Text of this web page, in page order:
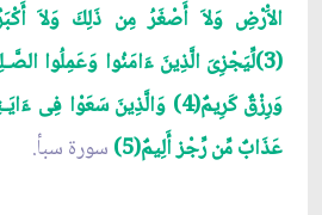
الاَْرْضِ وَلاَ أَصْغَرُ مِن ذَلِكَ وَلاَ
(3)لِّيَجْزِىَ الَّذِينَ ءَامَنُوا وَعَمِلُوا
وَرِزْقٌ كَرِيمٌ(4) وَالَّذِينَ سَعَوْا
عَذَابٌ مِّن رِّجْز أَلِيمٌ(5)
سورة سبأ.